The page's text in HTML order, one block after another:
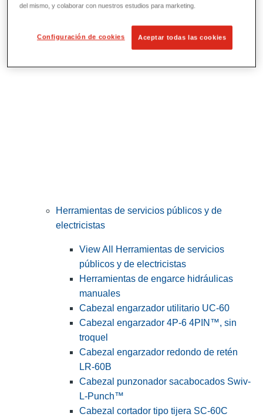
Curvado y conformado
Corte y preparación de tubos
Herramientas de servicios públicos y de
electricistas
View All Herramientas de servicios
públicos y de electricistas
Herramientas de engarce hidráulicas
manuales
Cabezal engarzador utilitario UC-60
Cabezal engarzador 4P-6 4PIN™, sin
troquel
Cabezal engarzador redondo de retén
LR-60B
Cabezal punzonador sacabocados Swiv-
L-Punch™
Cabezal cortador tipo tijera SC-60C
del mismo, y colaborar con nuestros estudios para marketing.
Configuración de cookies Aceptar todas las cookies